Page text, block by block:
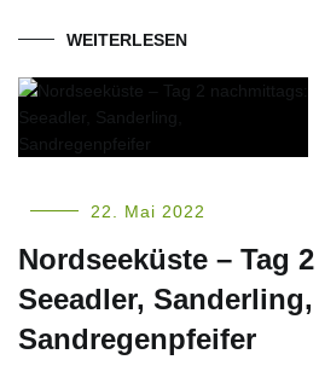
WEITERLESEN
22. Mai 2022
Nordseeküste – Tag
Seeadler, Sanderling,
Sandregenpfeifer